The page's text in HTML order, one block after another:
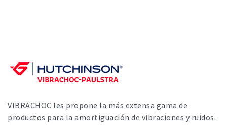
VIBRACHOC les propone la más extensa gama de
productos para la amortiguación de vibraciones y ruidos.